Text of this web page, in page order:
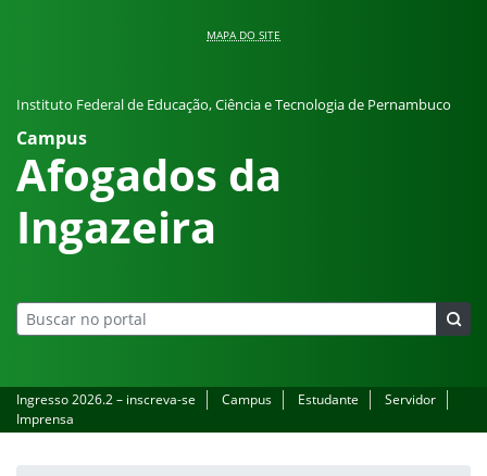
MAPA DO SITE
Instituto Federal de Educação, Ciência e Tecnologia de Pernambuco
Campus
Afogados da
Ingazeira
Ingresso 2026.2 – inscreva-se Campus Estudante
Servidor
Imprensa